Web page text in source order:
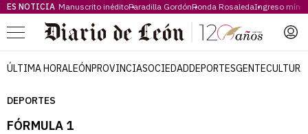
ES NOTICIA Manuscrito inéditoParadilla GordónRonda RosaledaIngreso
Menú
ÚLTIMA HORALEÓNPROVINCIASOCIEDADDEPORTESGENTECULTURA
DEPORTES
FÓRMULA 1